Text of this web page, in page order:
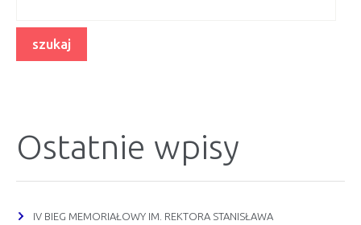
Ostatnie wpisy
IV BIEG MEMORIAŁOWY IM. REKTORA STANISŁAWA